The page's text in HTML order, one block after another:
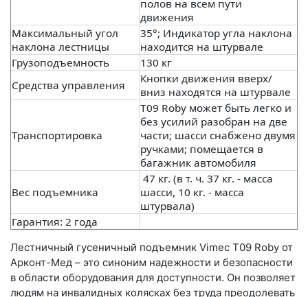
полов на всем пути
движения
Максимальный угол
наклона лестницы
35°; Индикатор угла наклона
находится на штурвале
Грузоподъемность
130 кг
Средства управления
Кнопки движения вверх/
вниз находятся на штурвале
Транспортировка
T09 Roby может быть легко и
без усилий разобран на две
части; шасси снабжено двумя
ручками; помещается в
багажник автомобиля
Вес подъемника
47 кг. (в т. ч. 37 кг. - масса
шасси, 10 кг. - масса
штурвала)
Гарантия: 2 года
Лестничный гусеничный подъемник Vimec Т09 Roby от
Арконт-Мед – это синоним надежности и безопасности
в области оборудования для доступности. Он позволяет
людям на инвалидных колясках без труда преодолевать